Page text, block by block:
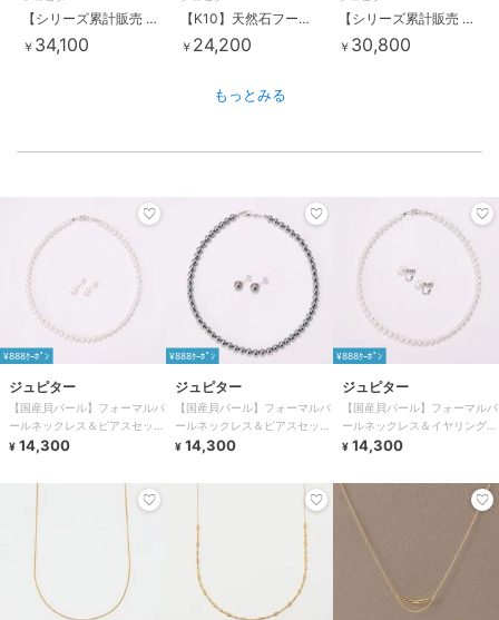
【シリーズ累計販売 1500点突破！】【K18】ベーシックスリムリング/good-luck
￥ 34,100
【K10】天然石フープフォルムピアス/オニキス
￥ 24,200
【シリーズ累計販売 1500点突破！】【K18】ベーシックスリムピンキーリング／good -luck
￥ 30,800
もっとみる
¥888ｸｰﾎﾟﾝ
ジュピター
【国産貝パール】フォーマルパ
ールネックレス＆ピアスセット
ホワイト
¥ 14,300
¥888ｸｰﾎﾟﾝ
ジュピター
【国産貝パール】フォーマルパ
ールネックレス＆ピアスセット
グレー
¥ 14,300
¥888ｸｰﾎﾟﾝ
ジュピター
【国産貝パール】フォーマルパ
ールネックレス＆イヤリングセ
ット ホワイト
¥ 14,300